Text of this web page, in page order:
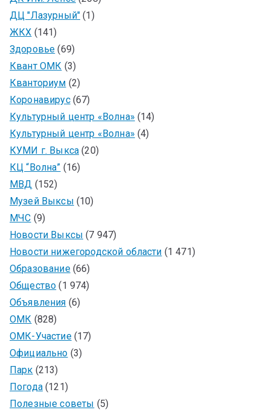
ДЦ "Лазурный" (1)
ЖКХ (141)
Здоровье (69)
Квант ОМК (3)
Кванториум (2)
Коронавирус(67)
Культурный центр «Волна» (14)
Культурный центр «Волна» (4)
КУМИ г. Выкса (20)
КЦ “Волна” (16)
МВД (152)
Музей Выксы (10)
МЧС (9)
Новости Выксы (7 947)
Новости нижегородской области (1 471)
Образование(66)
Общество (1 974)
Объявления (6)
ОМК (828)
ОМК-Участие(17)
Официально (3)
Парк (213)
Погода(121)
Полезные советы (5)